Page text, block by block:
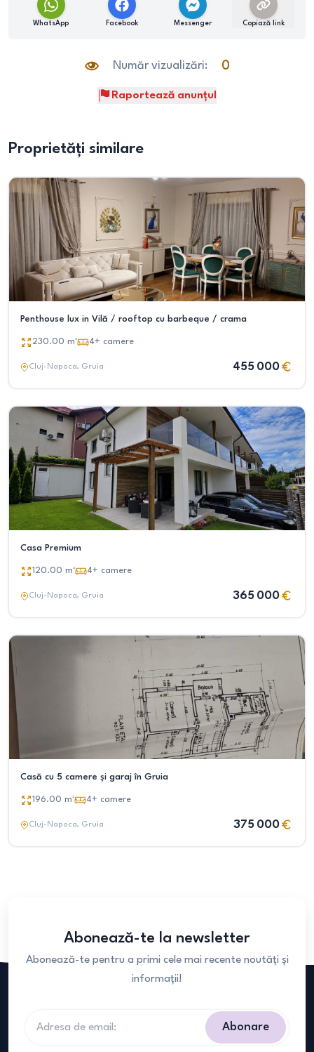
WhatsApp Facebook Messenger Copiază link
Număr vizualizări: 0
Raportează anunțul
Proprietăți similare
Penthouse lux in Vilă / rooftop cu barbeque / crama
230.00 m² 4+ camere
Cluj-Napoca, Gruia 455 000
Casa Premium
120.00 m² 4+ camere
Cluj-Napoca, Gruia 365 000
Casă cu 5 camere și garaj în Gruia
196.00 m² 4+ camere
Cluj-Napoca, Gruia 375 000
Abonează-te la newsletter
Abonează-te pentru a primi cele mai recente noutăți și
informații!
Abonare